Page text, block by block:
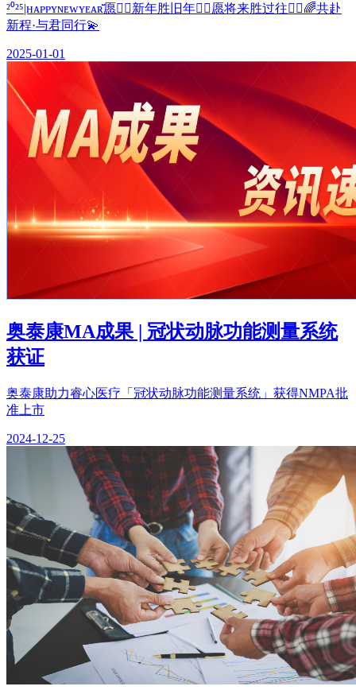
²⁰²⁵|ʜᴀᴘᴘʏɴᴇwʏᴇᴀʀ̆̈愿♡⃛新年胜旧年♡⃛愿将来胜过往♡⃛🌈共赴
新程·与君同行💫
2025-01-01
奥泰康MA成果 | 冠状动脉功能测量系统
获证
奥泰康助力睿心医疗「冠状动脉功能测量系统」获得NMPA批
准上市
2024-12-25